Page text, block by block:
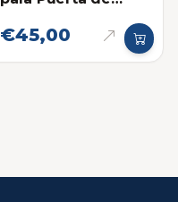
Pasador con
€45,00